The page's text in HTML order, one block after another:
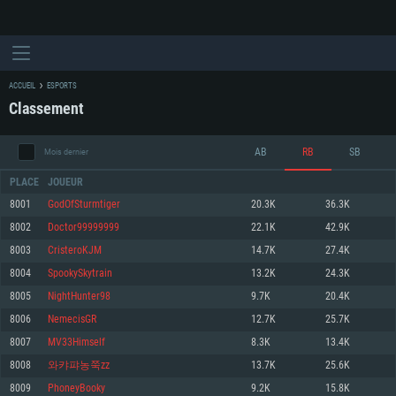
CONFIGURATION SYSTÈME REQUISE
Minimum
OS: Windows 10 (64 bit)
Processeur: Dual-Core 2.2 GHz
Minimum
OS: Mac OS Big Sur 11.0 ou plus récent
Processeur: Core i5, minimum 2.2GHz (Les processeurs Intel Xeon ne sont
Minimum
OS: Les configurations Linux 64 bits les plus modernes
Processeur: Dual-Core 2.4 GHz
ACCUEIL ESPORTS
Classement
Mois dernier AB RB SB
PLACE JOUEUR
8001 GodOfSturmtiger 20.3K 36.3K
8002 Doctor99999999 22.1K 42.9K
8003 CristeroKJM 14.7K 27.4K
8004 SpookySkytrain 13.2K 24.3K
8005 NightHunter98 9.7K 20.4K
8006 NemecisGR 12.7K 25.7K
8007 MV33Himself 8.3K 13.4K
8008 와캬퍄농쭉zz 13.7K 25.6K
8009 PhoneyBooky 9.2K 15.8K